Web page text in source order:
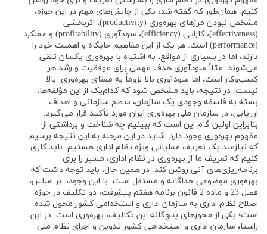
کنیم. همان‌طور که گفته شد، یکی از چالش‌های مهم در این حوزه،
مشخص نبودن مرزهای بهره‌وری (productivity)، اثربخشی
(effectiveness)، کارایی (efficiency)، سودآوری (profitability) و عملکرد
(performance) است. هر یک از این مفاهیم جایگاه و اهمیت خود را
دارند، اما در بسیاری از مواقع، به اشتباه با بهره‌وری یکسان تلقی
می‌شوند. مثلاً سودآوری هدف مهمی برای موفقیت و رشد هر
کسب‌وکار است، اما سودآوری بالا لزوماً به معنای بهره‌وری بالا
نیست. در نتیجه، باید مشخص شود که کدام‌یک از این مؤلفه‌ها،
بسته به فلسفه وجودی یک سازمان، سطح سازمانی و اهداف
ارزیابی، در سازمان ملی بهره‌وری ایران مورد تأکید قرار می‌گیرد.
بنابراین اولین گام این است که ببینیم چه شناخت و برداشتی از
مفهوم بهره‌وری وجود دارد. شاید در این مرحله به این نتیجه برسیم
که نیازمند یک تعریف عملیاتی ویژه نظام اداری هستیم. باید کاری
کنیم که تعریف ما از بهره‌وری در نظام اداری، مسیر را برای
برنامه‌ریزی‌های آتی روشن کند. در همین حال، باید توجه داشت که
بهره‌وری موضوعی جداگانه و مستقل است. با این وجود، بر اساس،
فصل 23 و ماده 2 قانون برنامه هفتم پیشرفت، دو تکلیف در حوزه
اصلاح نظام اداری به سازمان اداری و استخدامی کشور محول شده
است؛ یکی از محورهای پنج‌گانه این تکالیف، بهره‌وری است. در این
راستا، سازمان اداری و استخدامی کشور تدوین و اجرای نظام ملی